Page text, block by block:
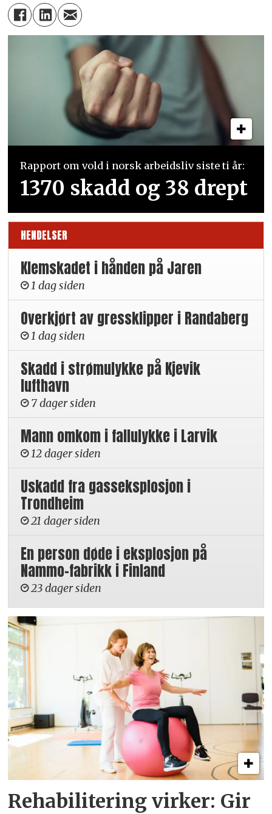
Rapport om vold i norsk arbeidsliv siste ti år:
1370 skadd og 38 drept
HENDELSER
Klemskadet i hånden på Jaren
1 dag siden
Overkjørt av gressklipper i Randaberg
1 dag siden
Skadd i strømulykke på Kjevik
lufthavn
7 dager siden
Mann omkom i fallulykke i Larvik
12 dager siden
Uskadd fra gasseksplosjon i
Trondheim
21 dager siden
En person døde i eksplosjon på
Nammo-fabrikk i Finland
23 dager siden
Rehabilitering virker: Gir